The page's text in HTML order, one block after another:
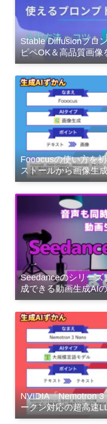
Stable Diffusionプロ
ピペOK＆高品質画像
版
Fooocusの使い方を
ストールから画像生
Seedanceのシリーズ
成できる動画生成AI
NVIDIA「Nemotron
ークン対応の超高速